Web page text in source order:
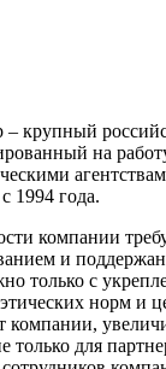
крупный
на
1994 года.
компании
и
только с
норм и
компании,
только для